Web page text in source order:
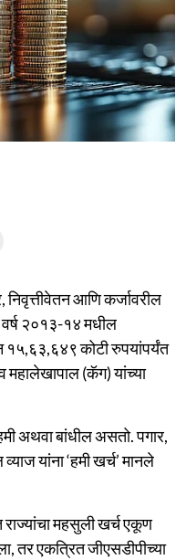
निवृत्तीवेतन आणि कर्जावरील
२०१३-१४ मधील
कोटी रुपयांपर्यंत
महालेखापाल (कॅग) यांच्या
अथवा बांधील असतो. पगार,
यांना ‘हमी खर्च’ मानले
महसुली खर्च एकूण
तर एकत्रित जीएसडीपीच्या